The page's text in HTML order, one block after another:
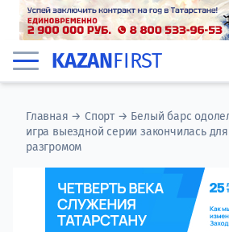
KAZANFIRST
Главная →Спорт→ Белый барс
игра выездной серии закончилась
разгромом